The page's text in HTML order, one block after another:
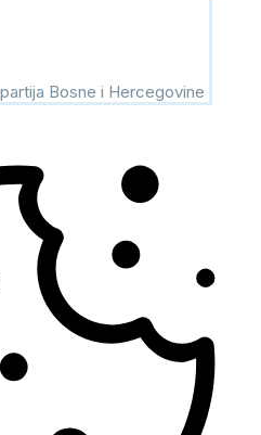
Bosne i Hercegovine